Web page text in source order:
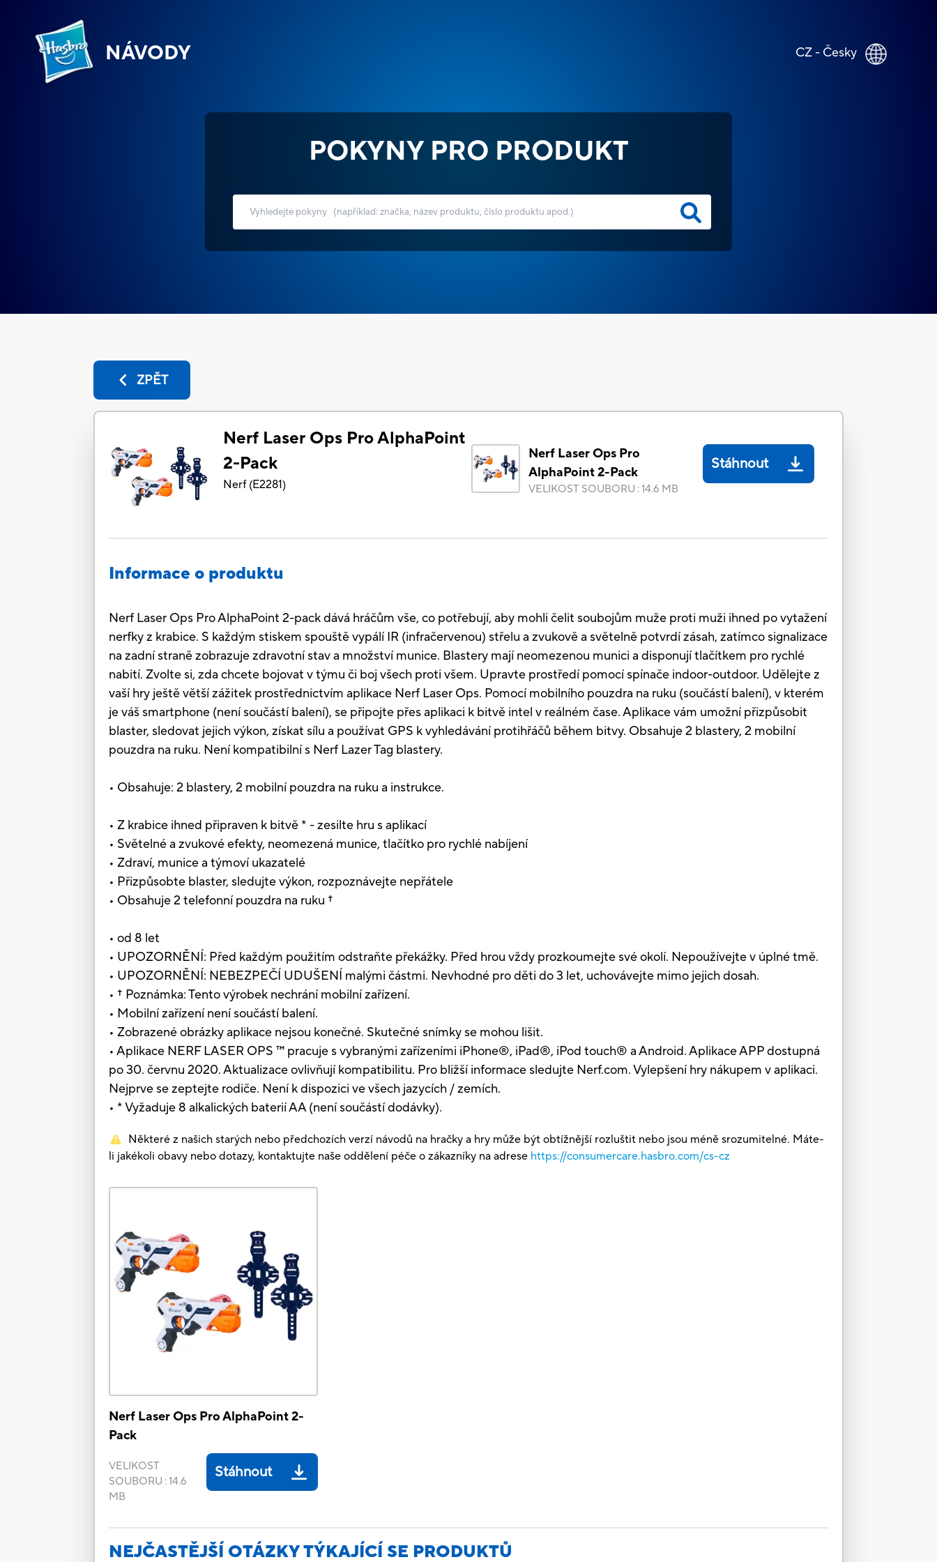
NÁVODY CZ - Česky
POKYNY PRO PRODUKT
ZPĚT
Nerf Laser Ops Pro AlphaPoint
2-Pack
Nerf(E2281)
Nerf Laser Ops Pro
AlphaPoint 2-Pack
VELIKOST SOUBORU :14.6 MB
Stáhnout
Informace o produktu
Nerf Laser Ops Pro AlphaPoint 2-pack dává hráčům vše, co potřebují, aby mohli čelit soubojům muže proti muži ihned po vytažení
nerfky z krabice. S každým stiskem spouště vypálí IR (infračervenou) střelu a zvukově a světelně potvrdí zásah, zatímco signalizace
na zadní straně zobrazuje zdravotní stav a množství munice. Blastery mají neomezenou munici a disponují tlačítkem pro rychlé
nabití. Zvolte si, zda chcete bojovat v týmu či boj všech proti všem. Upravte prostředí pomocí spínače indoor-outdoor. Udělejte z
vaší hry ještě větší zážitek prostřednictvím aplikace Nerf Laser Ops. Pomocí mobilního pouzdra na ruku (součástí balení), v kterém
je váš smartphone (není součástí balení), se připojte přes aplikaci k bitvě intel v reálném čase. Aplikace vám umožní přizpůsobit
blaster, sledovat jejich výkon, získat sílu a používat GPS k vyhledávání protihřáčů během bitvy. Obsahuje 2 blastery, 2 mobilní
pouzdra na ruku. Není kompatibilní s Nerf Lazer Tag blastery.
• Obsahuje: 2 blastery, 2 mobilní pouzdra na ruku a instrukce.
• Z krabice ihned připraven k bitvě * - zesilte hru s aplikací
• Světelné a zvukové efekty, neomezená munice, tlačítko pro rychlé nabíjení
• Zdraví, munice a týmoví ukazatelé
• Přizpůsobte blaster, sledujte výkon, rozpoznávejte nepřátele
• Obsahuje 2 telefonní pouzdra na ruku †
• od 8 let
• UPOZORNĚNÍ: Před každým použitím odstraňte překážky. Před hrou vždy prozkoumejte své okolí. Nepoužívejte v úplné tmě.
• UPOZORNĚNÍ: NEBEZPEČÍ UDUŠENÍ malými částmi. Nevhodné pro děti do 3 let, uchovávejte mimo jejich dosah.
• † Poznámka: Tento výrobek nechrání mobilní zařízení.
• Mobilní zařízení není součástí balení.
• Zobrazené obrázky aplikace nejsou konečné. Skutečné snímky se mohou lišit.
• Aplikace NERF LASER OPS ™ pracuje s vybranými zařízeními iPhone®, iPad®, iPod touch® a Android. Aplikace APP dostupná
po 30. červnu 2020. Aktualizace ovlivňují kompatibilitu. Pro bližší informace sledujte Nerf.com. Vylepšení hry nákupem v aplikaci.
Nejprve se zeptejte rodiče. Není k dispozici ve všech jazycích / zemích.
• * Vyžaduje 8 alkalických baterií AA (není součástí dodávky).
Některé z našich starých nebo předchozích verzí návodů na hračky a hry může být obtížnější rozluštit nebo jsou méně srozumitelné. Máte-
li jakékoli obavy nebo dotazy, kontaktujte naše oddělení péče o zákazníky na adrese https://consumercare.hasbro.com/cs-cz
Nerf Laser Ops Pro AlphaPoint 2-
Pack
VELIKOST
SOUBORU :14.6
MB
Stáhnout
NEJČASTĚJŠÍ OTÁZKY TÝKAJÍCÍ SE PRODUKTŮ